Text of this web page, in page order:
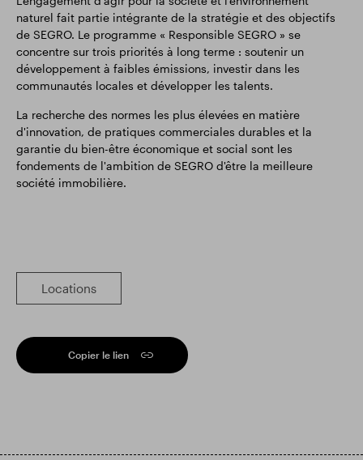
naturel fait partie intégrante de la stratégie et des objectifs
de SEGRO. Le programme « Responsible SEGRO » se
concentre sur trois priorités à long terme : soutenir un
développement à faibles émissions, investir dans les
communautés locales et développer les talents.
La recherche des normes les plus élevées en matière
d'innovation, de pratiques commerciales durables et la
garantie du bien-être économique et social sont les
fondements de l'ambition de SEGRO d'être la meilleure
société immobilière.
Locations
Copier le lien